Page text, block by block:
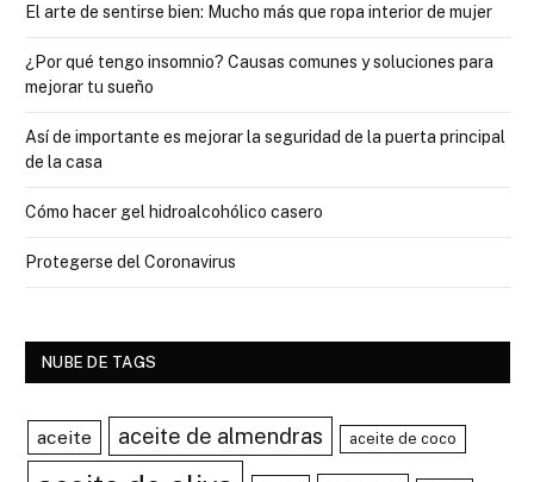
El arte de sentirse bien: Mucho más que ropa interior de mujer
¿Por qué tengo insomnio? Causas comunes y soluciones para
mejorar tu sueño
Así de importante es mejorar la seguridad de la puerta principal
de la casa
Cómo hacer gel hidroalcohólico casero
Protegerse del Coronavirus
NUBE DE TAGS
aceite aceite de almendras aceite de coco